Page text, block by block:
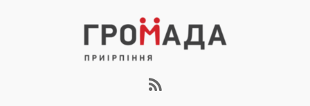
Громада Приірпіння